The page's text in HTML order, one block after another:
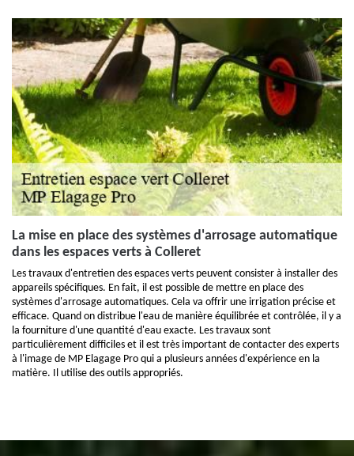
La mise en place des systèmes d'arrosage automatique
dans les espaces verts à Colleret
Les travaux d'entretien des espaces verts peuvent consister à installer des
appareils spécifiques. En fait, il est possible de mettre en place des
systèmes d'arrosage automatiques. Cela va offrir une irrigation précise et
efficace. Quand on distribue l'eau de manière équilibrée et contrôlée, il y a
la fourniture d'une quantité d'eau exacte. Les travaux sont
particulièrement difficiles et il est très important de contacter des experts
à l'image de MP Elagage Pro qui a plusieurs années d'expérience en la
matière. Il utilise des outils appropriés.